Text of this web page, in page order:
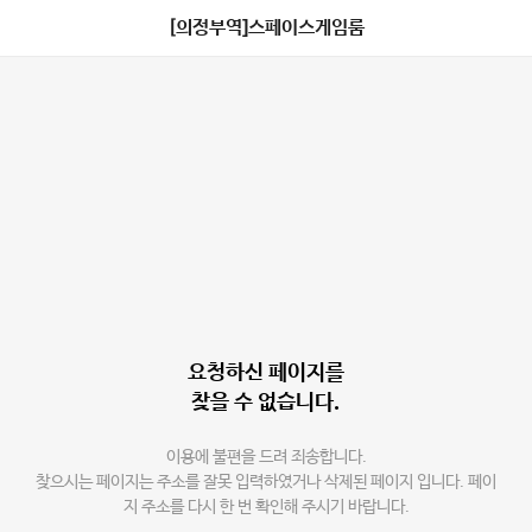
[의정부역]스페이스게임룸
요청하신 페이지를
찾을 수 없습니다.
이용에 불편을 드려 죄송합니다.
찾으시는 페이지는 주소를 잘못 입력하였거나 삭제된 페이지 입니다. 페이
지 주소를 다시 한 번 확인해 주시기 바랍니다.